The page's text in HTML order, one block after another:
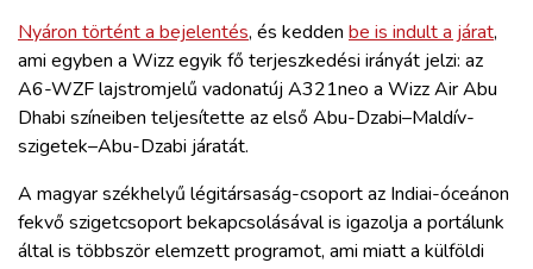
REGISZTRÁCIÓ
Nyáron történt a bejelentés, és kedden be is indult a járat,
ami egyben a Wizz egyik fő terjeszkedési irányát jelzi: az
A6-WZF lajstromjelű vadonatúj A321neo a Wizz Air Abu
Dhabi színeiben teljesítette az első Abu-Dzabi–Maldív-
szigetek–Abu-Dzabi járatát.
A magyar székhelyű légitársaság-csoport az Indiai-óceánon
fekvő szigetcsoport bekapcsolásával is igazolja a portálunk
által is többször elemzett programot, ami miatt a külföldi